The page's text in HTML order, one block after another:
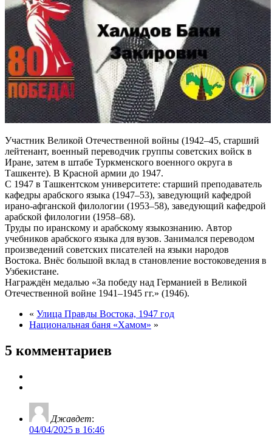
Участник Великой Отечественной войны (1942–45, старший
лейтенант, военный переводчик группы советских войск в
Иране, затем в штабе Туркменского военного округа в
Ташкенте). В Красной армии до 1947.
С 1947 в Ташкентском университете: старший преподаватель
кафедры арабского языка (1947–53), заведующий кафедрой
ирано-афганской филологии (1953–58), заведующий кафедрой
арабской филологии (1958–68).
Труды по иранскому и арабскому языкознанию. Автор
учебников арабского языка для вузов. Занимался переводом
произведений советских писателей на языки народов
Востока. Внёс большой вклад в становление востоковедения в
Узбекистане.
Награждён медалью «За победу над Германией в Великой
Отечественной войне 1941–1945 гг.» (1946).
« Улица Правды Востока, 1947 год
Национальная баня «Хамом» »
5 комментариев
Джавдет:
04/04/2025 в 16:46